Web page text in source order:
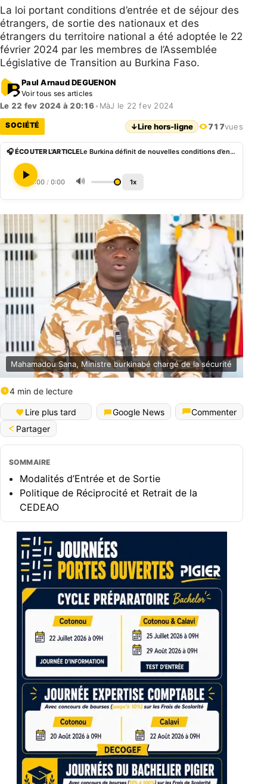
La loi portant conditions d’entrée et de séjour des
étrangers, de sortie des nationaux et des
étrangers du territoire national a été adoptée le 22
février 2024 par les membres de l’Assemblée
Législative de Transition au Burkina Faso.
Paul Arnaud DEGUENON
Voir tous ses articles
Le 22 fev 2024 à 20:16• MàJ le 22 fev 2024
SOCIÉTÉ ↓Lire hors-ligne 717vues
🎧 ÉCOUTER L'ARTICLE Le Burkina définit de nouvelles conditions d’entrée et de séjour après son retrait de la CEDEAO
0:00 / 0:00 🔊 1x
Mahamadou Sana, Ministre burkinabé chargé de la sécurité
4 min de lecture
Lire plus tard Google News
Commenter
Partager
SOMMAIRE
Modalités d’Entrée et de Sortie
Politique de Réciprocité et Retrait de la
CEDEAO